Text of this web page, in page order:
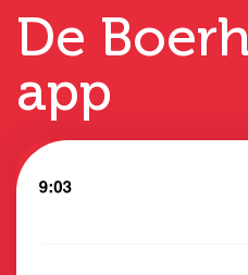
De
app